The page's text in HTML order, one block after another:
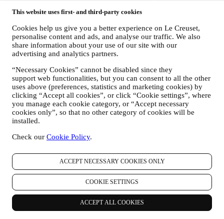
This website uses first- and third-party cookies
Cookies help us give you a better experience on Le Creuset,
personalise content and ads, and analyse our traffic. We also
share information about your use of our site with our
advertising and analytics partners.
“Necessary Cookies” cannot be disabled since they
support web functionalities, but you can consent to all the other
uses above (preferences, statistics and marketing cookies) by
clicking “Accept all cookies”, or click “Cookie settings”, where
you manage each cookie category, or “Accept necessary
cookies only”, so that no other category of cookies will be
installed.
Check our Cookie Policy.
ACCEPT NECESSARY COOKIES ONLY
COOKIE SETTINGS
ACCEPT ALL COOKIES
marketing, potete inviarci un’email all’indirizzo
annullamento dell’iscrizione il prima possibile, ma in alcune
circostanze potreste continuare a ricevere qualche messaggio prima
che la vostra richiesta di annullamento venga interamente elaborata.
Non trasmettiamo o vendiamo i vostri dati di contatto e altri dati
personali ad altre società per i loro scopi di marketing.
v. RINVIARE PUBBLICITÀ MIRATA/PERSONALIZZARE LE
NOSTRE OFFERTE E MIGLIORARE L’ESPERIENZA DEL
È nostra intenzione utilizzare i vostri dati per adattare i nostri servizi
fornirvi un’esperienza consumatore Le Creuset personalizzata.
Svolgere questa attività analizzando le vostre abitudini o interessi, ad
esempio, in relazione ai prodotti più visti, la vostra interazione con
noi sui social media, quali pagine del nostro sito visitate, quali
contenuti delle nostre offerte leggete, ecc. A tal fine ci serviremo
principalmente di cookie e tecnologie simili (compresi i pixel di
tracciamento nelle e-mail), anche in combinazione con i vostri dati e